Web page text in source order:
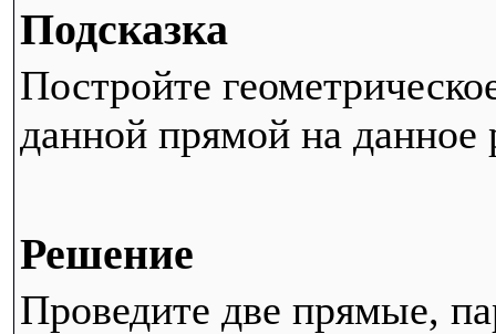
Подсказка
Постройте
данной прямой на данное
Решение
Проведите две прямые,